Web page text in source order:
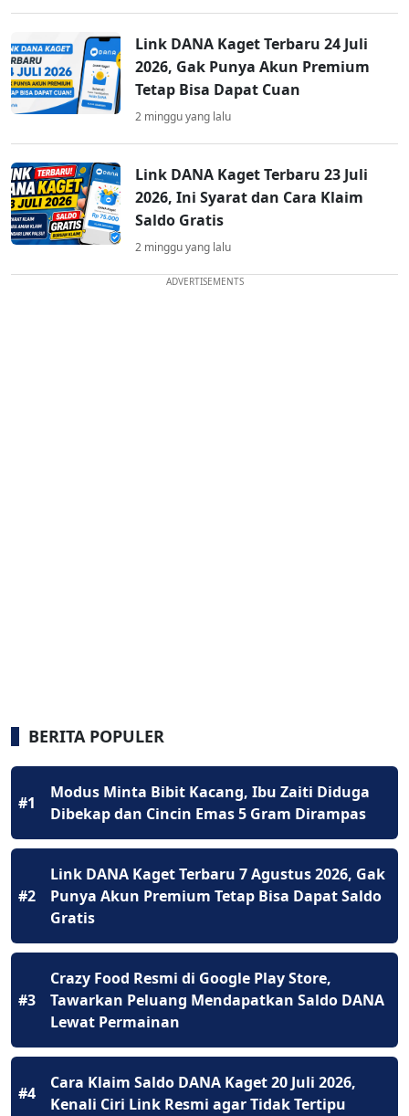
Link DANA Kaget Terbaru 24 Juli
2026, Gak Punya Akun Premium
Tetap Bisa Dapat Cuan
2 minggu yang lalu
Link DANA Kaget Terbaru 23 Juli
2026, Ini Syarat dan Cara Klaim
Saldo Gratis
2 minggu yang lalu
ADVERTISEMENTS
BERITA POPULER
#1
Modus Minta Bibit Kacang, Ibu Zaiti Diduga
Dibekap dan Cincin Emas 5 Gram Dirampas
#2
Link DANA Kaget Terbaru 7 Agustus 2026, Gak
Punya Akun Premium Tetap Bisa Dapat Saldo
Gratis
#3
Crazy Food Resmi di Google Play Store,
Tawarkan Peluang Mendapatkan Saldo DANA
Lewat Permainan
#4
Cara Klaim Saldo DANA Kaget 20 Juli 2026,
Kenali Ciri Link Resmi agar Tidak Tertipu